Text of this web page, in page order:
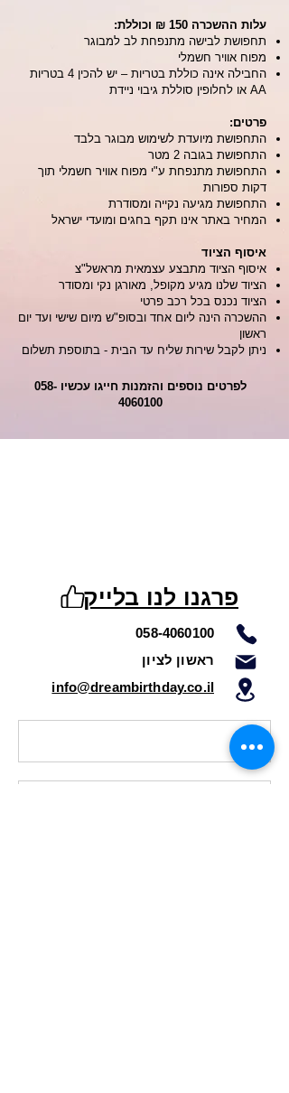
עלות ההשכרה 150 ₪ וכוללת:
תחפושת לבישה מתנפחת לב למבוגר
מפוח אוויר חשמלי
החבילה אינה כוללת בטריות – יש להכין 4 בטריות
AA או לחלופין סוללת גיבוי ניידת
פרטים:
התחפושת מיועדת לשימוש מבוגר בלבד
התחפושת בגובה 2 מטר
התחפושת מתנפחת ע"י מפוח אוויר חשמלי תוך
דקות ספורות
התחפושת מגיעה נקייה ומסודרת
המחיר באתר אינו תקף בחגים ומועדי ישראל
איסוף הציוד
איסוף הציוד מתבצע עצמאית מראשל"צ
הציוד שלנו מגיע מקופל, מאורגן נקי ומסודר
הציוד נכנס בכל רכב פרטי
ההשכרה הינה ליום אחד ובסופ"ש מיום שישי ועד יום
ראשון
ניתן לקבל שירות שליח עד הבית - בתוספת תשלום
לפרטים נוספים והזמנות חייגו עכשיו058-
4060100
פרגנו לנו בלייק
058-4060100
ראשון לציון
info@dreambirthday.co.il